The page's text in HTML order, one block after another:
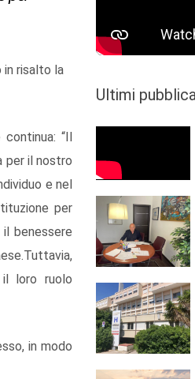
in risalto la
“Il
per il nostro
e nel
per
benessere
loro ruolo
in modo
Ultimi